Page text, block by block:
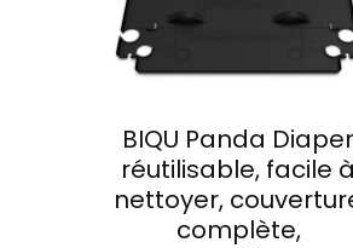
BIQU Panda Diaper
réutilisable, facile à
nettoyer,
complète,